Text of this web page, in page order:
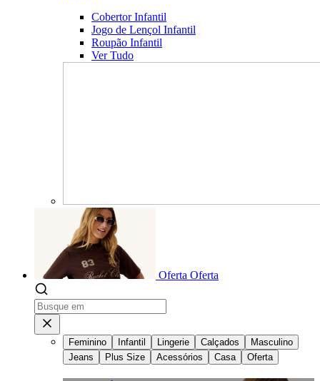
Cobertor Infantil
Jogo de Lençol Infantil
Roupão Infantil
Ver Tudo
Oferta Oferta
Feminino Infantil Lingerie Calçados
Masculino
Jeans
Plus Size Acessórios Casa Oferta